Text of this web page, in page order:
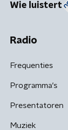
Wie luistert
Radio
Frequenties
Programma's
Presentatoren
Muziek